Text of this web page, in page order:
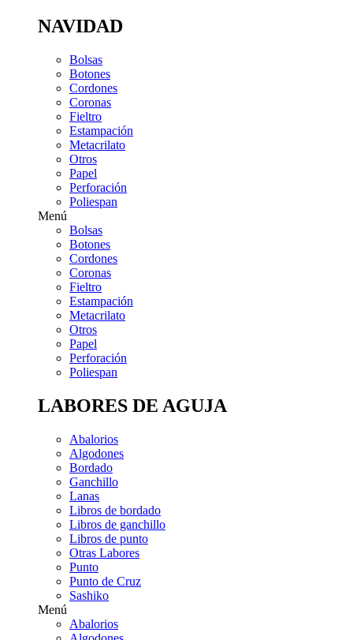
NAVIDAD
Bolsas
Botones
Cordones
Coronas
Fieltro
Estampación
Metacrilato
Otros
Papel
Perforación
Poliespan
Menú
Bolsas
Botones
Cordones
Coronas
Fieltro
Estampación
Metacrilato
Otros
Papel
Perforación
Poliespan
LABORES DE AGUJA
Abalorios
Algodones
Bordado
Ganchillo
Lanas
Libros de bordado
Libros de ganchillo
Libros de punto
Otras Labores
Punto
Punto de Cruz
Sashiko
Menú
Abalorios